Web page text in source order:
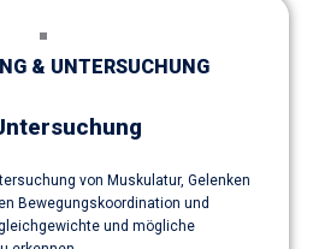
& UNTERSUCHUNG
von Muskulatur, Gelenken
Bewegungskoordination und
und mögliche